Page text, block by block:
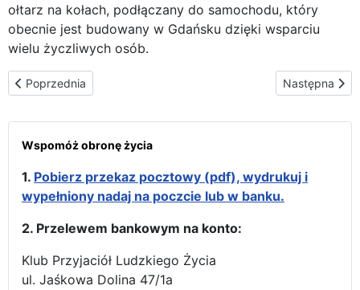
ołtarz na kołach, podłączany do samochodu, który
obecnie jest budowany w Gdańsku dzięki wsparciu
wielu życzliwych osób.
Poprzednia strona: Moskwa – przywitanie Matki Bożej w Ikonie
Poprzednia Następna
Następna
Wspomóż obronę życia
1. Pobierz przekaz pocztowy (pdf), wydrukuj i
wypełniony nadaj na poczcie lub w banku.
2. Przelewem bankowym na konto:
Klub Przyjaciół Ludzkiego Życia
ul. Jaśkowa Dolina 47/1a